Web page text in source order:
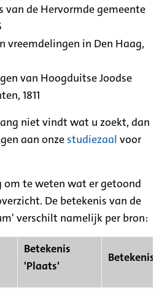
van de Hervormde gemeente
vreemdelingen in Den Haag,
van Hoogduitse Joodse
1811
niet vindt wat u zoekt, dan
aan onze studiezaal voor
om te weten wat er getoond
De betekenis van de
verschilt namelijk per bron:
Betekenis
'Plaats'